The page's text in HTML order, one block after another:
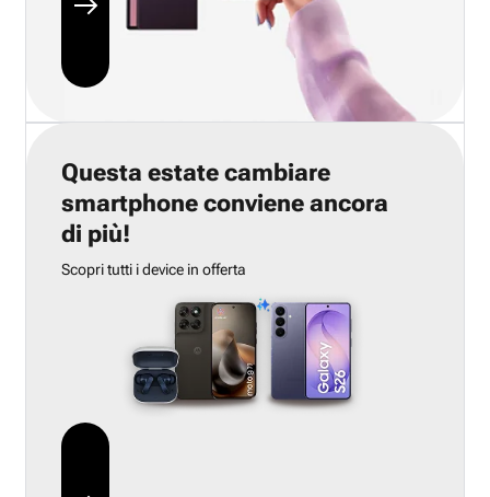
Questa estate cambiare
smartphone conviene ancora
di più!
Scopri tutti i device in offerta